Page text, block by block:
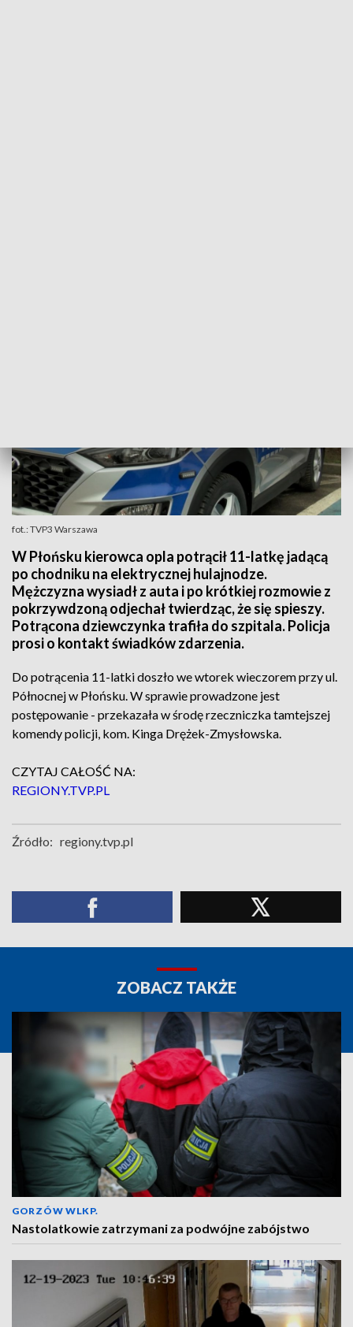
fot.: TVP3 Warszawa
W Płońsku kierowca opla potrącił 11-latkę jadącą
po chodniku na elektrycznej hulajnodze.
Mężczyzna wysiadł z auta i po krótkiej rozmowie z
pokrzywdzoną odjechał twierdząc, że się spieszy.
Potrącona dziewczynka trafiła do szpitala. Policja
prosi o kontakt świadków zdarzenia.
Do potrącenia 11-latki doszło we wtorek wieczorem przy ul.
Północnej w Płońsku. W sprawie prowadzone jest
postępowanie - przekazała w środę rzeczniczka tamtejszej
komendy policji, kom. Kinga Drężek-Zmysłowska.
CZYTAJ CAŁOŚĆ NA:
REGIONY.TVP.PL
Źródło: regiony.tvp.pl
ZOBACZ TAKŻE
GORZÓW WLKP.
Nastolatkowie zatrzymani za podwójne zabójstwo